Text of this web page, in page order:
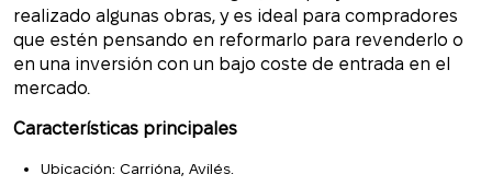
realizado algunas obras, y es ideal para compradores
que estén pensando en reformarlo para revenderlo o
en una inversión con un bajo coste de entrada en el
mercado.
Características principales
Ubicación: Carrióna, Avilés.